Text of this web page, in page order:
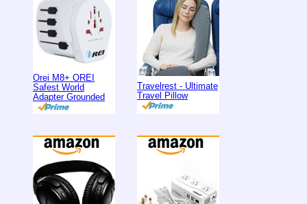
Orei M8+ OREI
Safest World
Adapter Grounded
Travelrest - Ultimate
Travel Pillow